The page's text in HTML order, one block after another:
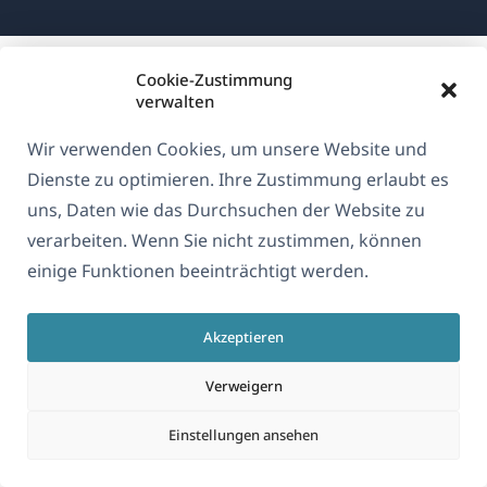
Cookie-Zustimmung
verwalten
Wir verwenden Cookies, um unsere Website und
Dienste zu optimieren. Ihre Zustimmung erlaubt es
uns, Daten wie das Durchsuchen der Website zu
verarbeiten. Wenn Sie nicht zustimmen, können
einige Funktionen beeinträchtigt werden.
Akzeptieren
Verweigern
Einstellungen ansehen
einem
Fenster)